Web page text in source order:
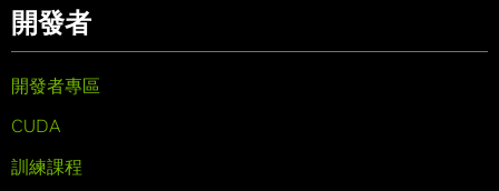
開發者
開發者專區
CUDA
訓練課程